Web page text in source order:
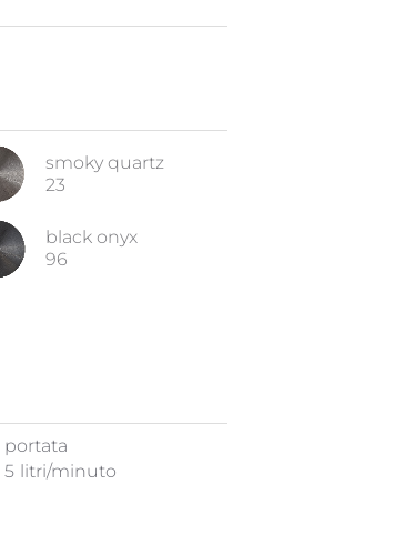
smoky quartz
23
black onyx
96
portata
5 litri/minuto